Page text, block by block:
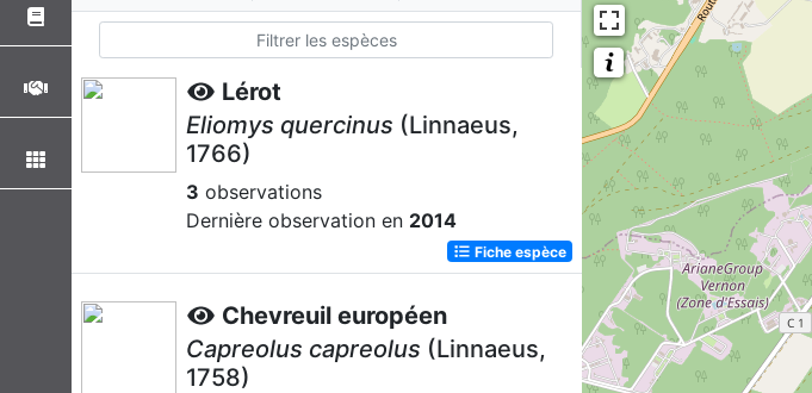
Lérot
Eliomys quercinus (Linnaeus,
1766)
3 observations
Dernière observation en 2014
Fiche espèce
Chevreuil européen
Capreolus capreolus (Linnaeus,
1758)